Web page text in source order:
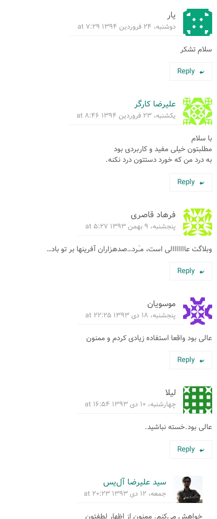
یار
دوشنبه، ۲۴ فروردین ۱۳۹۴ at ۷:۲۹
سلام تشکر
Reply
علیرضا کارگر
یکشنبه، ۲۳ فروردین ۱۳۹۴ at ۸:۴۶
با سلام
مطلبتون خیلی مفید و کاربردی بود
به درد من که خورد دستتون درد نکنه.
Reply
فرهاد قاصری
پنجشنبه، ۹ بهمن ۱۳۹۳ at ۵:۲۷
وبلاگت عااااااالی است، مـَـرد…صدهزاران آفرینها بر تو باد…
Reply
موسویان
پنجشنبه، ۱۸ دی ۱۳۹۳ at ۲۲:۲۵
عالی بود واقعا استفاده زیادی كردم و ممنون
Reply
لیلا
چهارشنبه، ۱۰ دی ۱۳۹۳ at ۱۶:۵۴
عالی بود.خسته نباشید.
Reply
سید علیرضا آل‌یس
جمعه، ۱۲ دی ۱۳۹۳ at ۲۰:۲۳
خواهش می‌کنم. ممنون از اظهار لطفتون